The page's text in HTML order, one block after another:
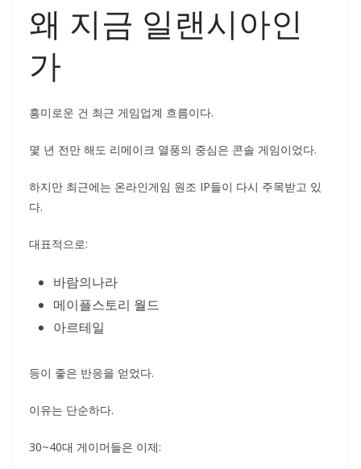
왜 지금 일랜시아인
가
흥미로운 건 최근 게임업계 흐름이다.
몇 년 전만 해도 리메이크 열풍의 중심은 콘솔 게임이었다.
하지만 최근에는 온라인게임 원조 IP들이 다시 주목받고 있
다.
대표적으로:
바람의나라
메이플스토리 월드
아르테일
등이 좋은 반응을 얻었다.
이유는 단순하다.
30~40대 게이머들은 이제: